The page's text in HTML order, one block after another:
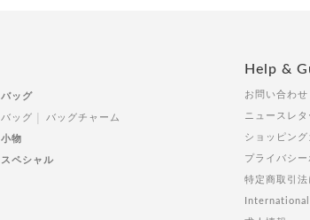
バッグ
バッグ バッグチャーム
小物
スペシャル
Help &
お問い合わせ
ニュースレタ
ショッピング
プライバシー
特定商取引